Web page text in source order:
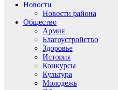
Новости
Новости района
Общество
Армия
Благоустройство
Здоровье
История
Конкурсы
Культура
Молодежь